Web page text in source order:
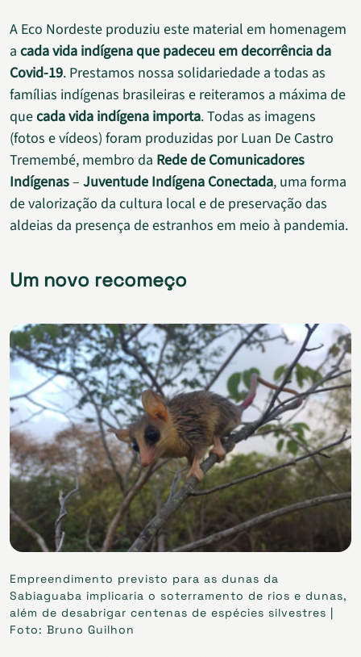
A Eco Nordeste produziu este material em homenagem
a cada vida indígena que padeceu em decorrência da
Covid-19. Prestamos nossa solidariedade a todas as
famílias indígenas brasileiras e reiteramos a máxima de
quecada vida indígena importa. Todas as imagens
(fotos e vídeos) foram produzidas por Luan De Castro
Tremembé, membro da Rede de Comunicadores
Indígenas– Juventude Indígena Conectada, uma forma
de valorização da cultura local e de preservação das
aldeias da presença de estranhos em meio à pandemia.
Um novo recomeço
Empreendimento previsto para as dunas da
Sabiaguaba implicaria o soterramento de rios e dunas,
além de desabrigar centenas de espécies silvestres |
Foto: Bruno Guilhon